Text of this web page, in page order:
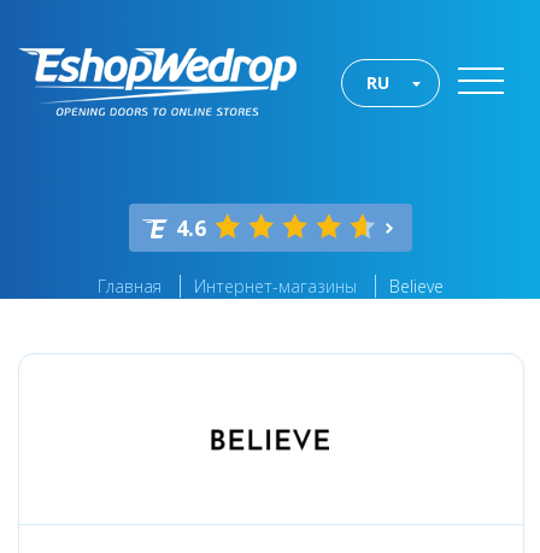
RU
4.6
Главная Интернет-магазины Believe